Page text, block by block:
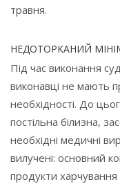
травня.
НЕДОТОРКАНИЙ
Під час виконання
виконавці не мають
необхідності. До
постільна білизна,
необхідні медичні
вилучені: основний
продукти